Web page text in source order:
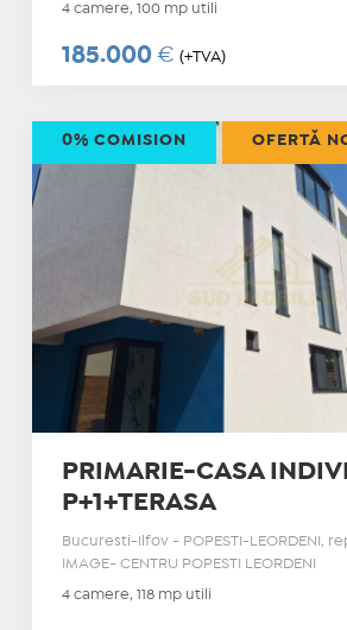
4 camere, 100 mp utili
185.000 € (+TVA)
PRIMARIE-CASA
P+1+TERASA
Bucuresti-Ilfov - POPESTI-LEORDENI,
IMAGE- CENTRU POPESTI LEORDENI
4 camere, 118 mp utili
0% COMISION OFERTĂ